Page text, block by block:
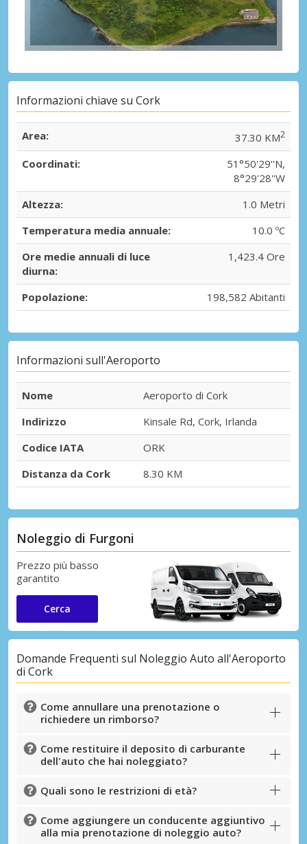
Informazioni chiave su Cork
Area: 37.30 KM2
Coordinati:
51°50'29''N,
8°29'28''W
Altezza:
1.0 Metri
Temperatura media annuale:
10.0 ºC
Ore medie annuali di luce
diurna:
1,423.4 Ore
Popolazione: 198,582 Abitanti
Informazioni sull'Aeroporto
Nome
Aeroporto di Cork
Indirizzo
Kinsale Rd, Cork, Irlanda
Codice IATA
ORK
Distanza da Cork
8.30 KM
Noleggio di Furgoni
Prezzo più basso
garantito
Cerca
Domande Frequenti sul Noleggio Auto all'Aeroporto
di Cork
Come annullare una prenotazione o
richiedere un rimborso?
Come restituire il deposito di carburante
dell'auto che hai noleggiato?
Quali sono le restrizioni di età?
Come aggiungere un conducente aggiuntivo
alla mia prenotazione di noleggio auto?